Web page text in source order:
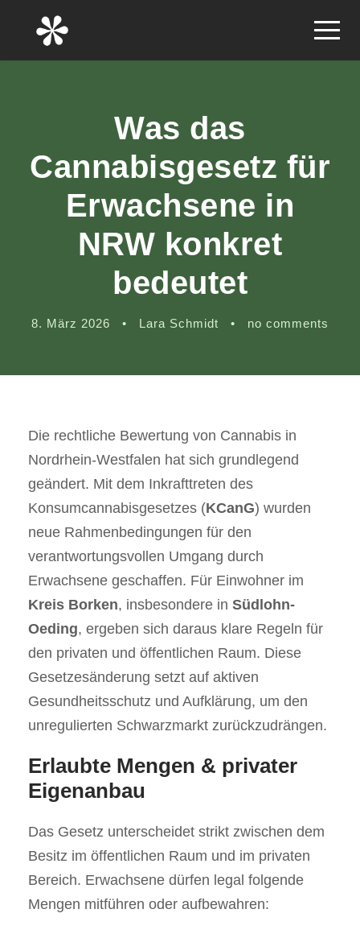
Was das
Cannabisgesetz für
Erwachsene in
NRW konkret
bedeutet
8. März 2026 • Lara Schmidt • no comments
Die rechtliche Bewertung von Cannabis in
Nordrhein-Westfalen hat sich grundlegend
geändert. Mit dem Inkrafttreten des
Konsumcannabisgesetzes (KCanG) wurden
neue Rahmenbedingungen für den
verantwortungsvollen Umgang durch
Erwachsene geschaffen. Für Einwohner im
Kreis Borken, insbesondere in Südlohn-
Oeding, ergeben sich daraus klare Regeln für
den privaten und öffentlichen Raum. Diese
Gesetzesänderung setzt auf aktiven
Gesundheitsschutz und Aufklärung, um den
unregulierten Schwarzmarkt zurückzudrängen.
Erlaubte Mengen & privater
Eigenanbau
Das Gesetz unterscheidet strikt zwischen dem
Besitz im öffentlichen Raum und im privaten
Bereich. Erwachsene dürfen legal folgende
Mengen mitführen oder aufbewahren: